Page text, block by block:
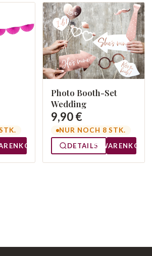
Photo Booth-Set
Wedding
9,90 €
NUR NOCH 8 STK.
DETAILS
WARENKORB